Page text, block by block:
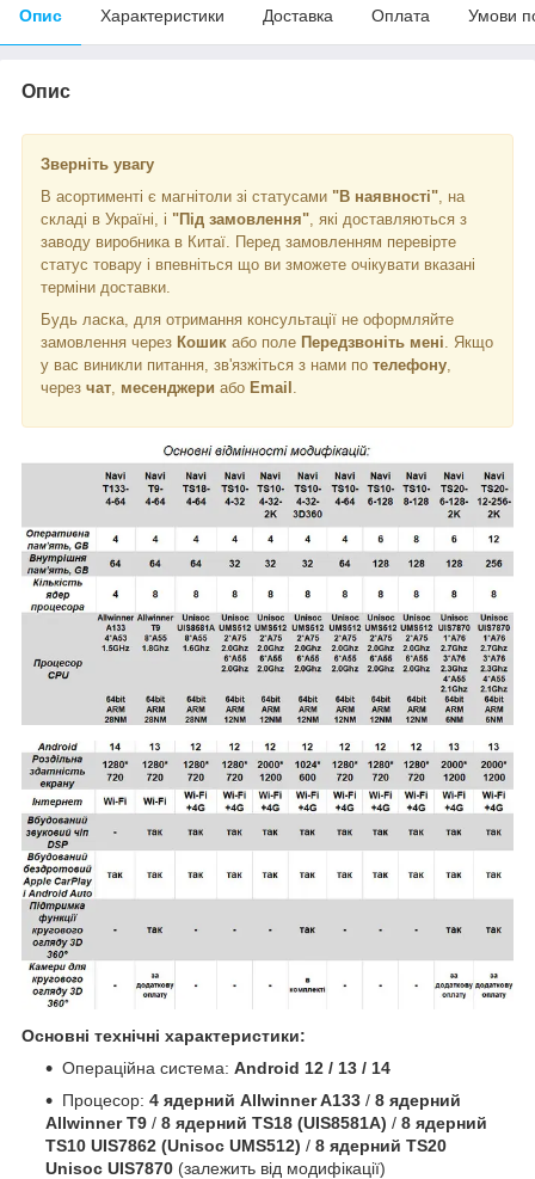
Опис Характеристики Доставка Оплата Умови
Опис
Зверніть увагу
В асортименті є магнітоли зі статусами "В наявності" , на
складі в Україні, і "Під замовлення" , які доставляються з
заводу виробника в Китаї. Перед замовленням перевірте
статус товару і впевніться що ви зможете очікувати вказані
терміни доставки.
Будь ласка, для отримання консультації не оформляйте
замовлення через Кошик або поле Передзвоніть мені . Якщо
у вас виникли питання, зв'язжіться з нами по телефону
через чат месенджери або Email
Основні технічні характеристики:
Операційна система: Android 12 / 13 / 14
Процесор: 4 ядерний Allwinner A133 / 8 ядерний
Allwinner T9 / 8 ядерний TS18 (UIS8581A) / 8 ядерний
TS10 UIS7862 (Unisoc UMS512) / 8 ядерний TS20
Unisoc UIS7870 (залежить від модифікації)